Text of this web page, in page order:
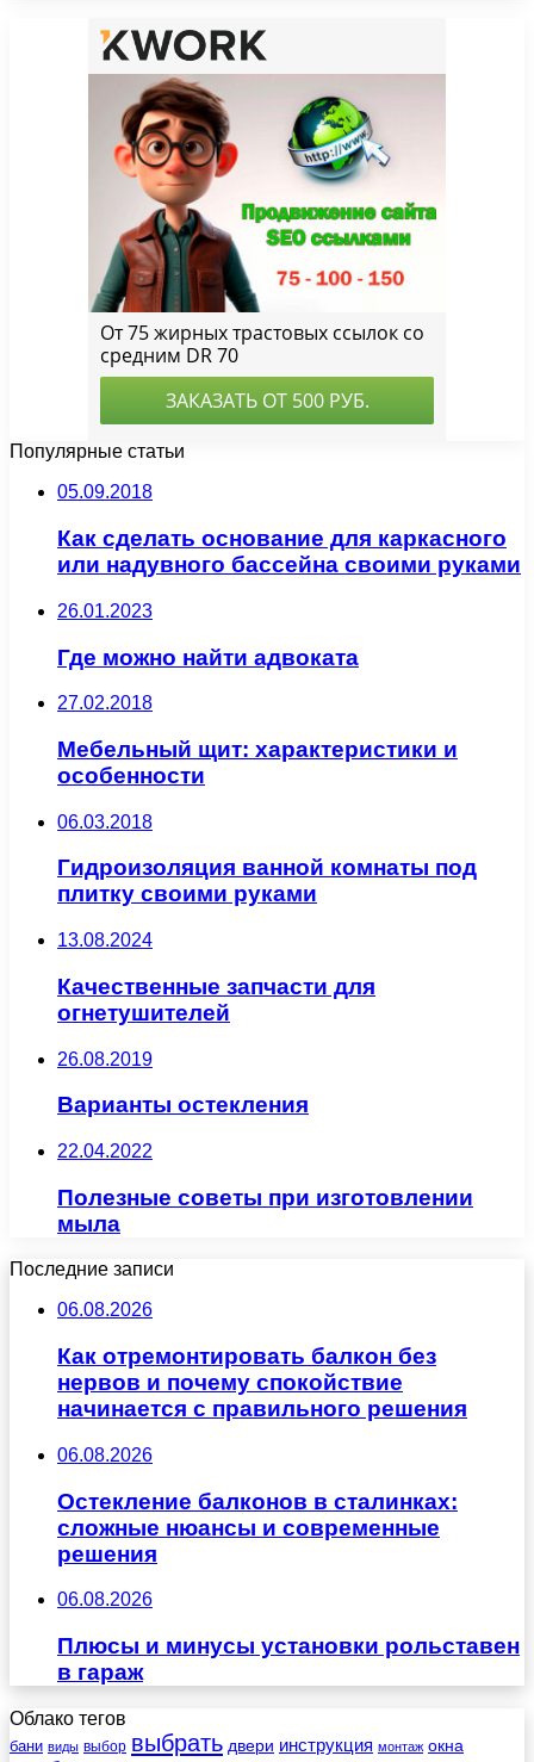
Популярные статьи
05.09.2018
Как сделать основание для каркасного
или надувного бассейна своими руками
26.01.2023
Где можно найти адвоката
27.02.2018
Мебельный щит: характеристики и
особенности
06.03.2018
Гидроизоляция ванной комнаты под
плитку своими руками
13.08.2024
Качественные запчасти для
огнетушителей
26.08.2019
Варианты остекления
22.04.2022
Полезные советы при изготовлении
мыла
Последние записи
06.08.2026
Как отремонтировать балкон без
нервов и почему спокойствие
начинается с правильного решения
06.08.2026
Остекление балконов в сталинках:
сложные нюансы и современные
решения
06.08.2026
Плюсы и минусы установки рольставен
в гараж
Облако тегов
бани виды выбор выбрать двери инструкция монтаж окна